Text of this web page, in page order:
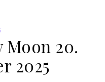
Moon 20.
2025